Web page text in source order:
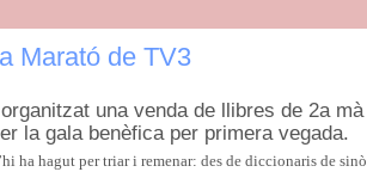
Marató de TV3
una venda de llibres de 2a
la gala benèfica per primera vegada.
ha hagut per triar i remenar: des de diccionaris de